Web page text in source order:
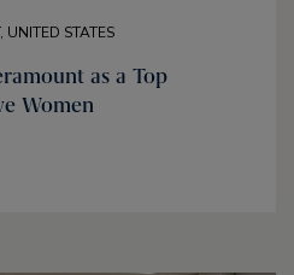
UNITED STATES
as a Top
Women